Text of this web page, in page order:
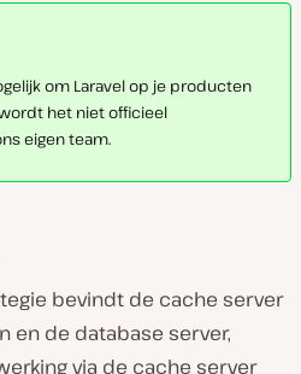
om Laravel op je producten
het niet officieel
eigen team.
bevindt de cache server
en de database server,
via de cache server